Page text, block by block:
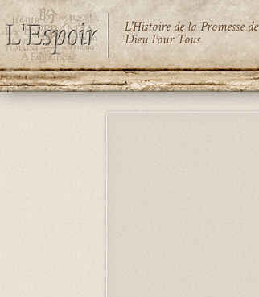
Aller
au
contenu
L'Histoire de la Promesse de
Dieu Pour Tous